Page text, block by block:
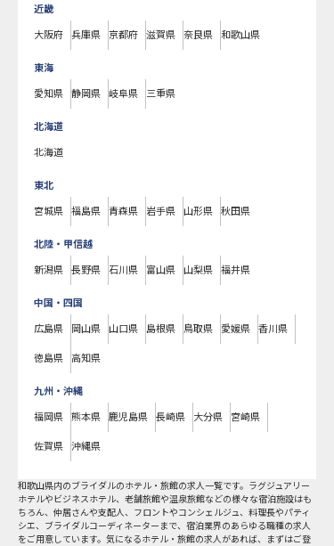
近畿
大阪府 兵庫県 京都府 滋賀県 奈良県 和歌山県
東海
愛知県 静岡県 岐阜県 三重県
北海道
北海道
東北
宮城県 福島県 青森県 岩手県 山形県 秋田県
北陸・甲信越
新潟県 長野県 石川県 富山県 山梨県 福井県
中国・四国
広島県 岡山県 山口県 島根県 鳥取県 愛媛県 香川県
徳島県 高知県
九州・沖縄
福岡県 熊本県 鹿児島県 長崎県 大分県 宮崎県
佐賀県 沖縄県
和歌山県内のブライダルのホテル・旅館の求人一覧です。ラグジュアリー
ホテルやビジネスホテル、老舗旅館や温泉旅館などの様々な宿泊施設はも
ちろん、仲居さんや支配人、フロントやコンシェルジュ、料理長やパティ
シエ、ブライダルコーディネーターまで、宿泊業界のあらゆる職種の求人
をご用意しています。気になるホテル・旅館の求人があれば、まずはご登